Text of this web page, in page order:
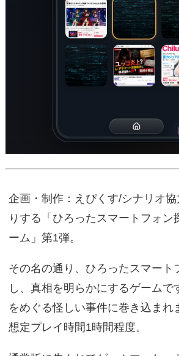
企画・制作：えぴくす/シナリオ
りする「ひろったスマートフォン
ーム」第1弾。
その名の通り、ひろったスマート
し、真相を明らかにするゲームで
をめぐる怪しい事件に巻き込まれ
想定プレイ時間1時間程度。